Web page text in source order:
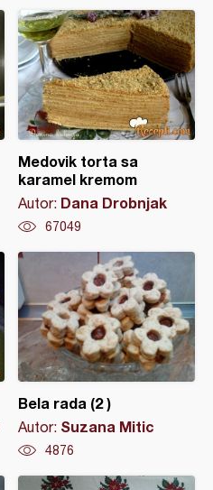
Medovik torta sa
karamel kremom
Autor: Dana Drobnjak
67049
Bela rada (2 )
Autor: Suzana Mitic
4876